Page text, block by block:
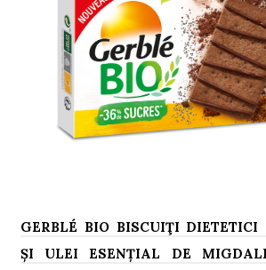
GERBLÉ BIO BISCUIŢI DIETETICI
ŞI ULEI ESENŢIAL DE